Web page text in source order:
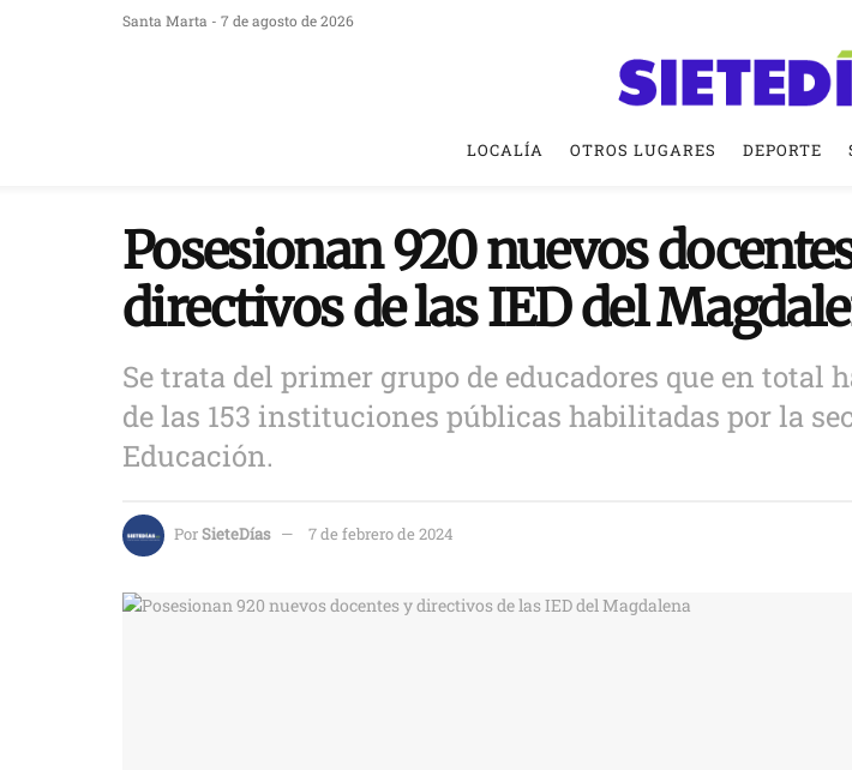
Santa Marta - 7 de agosto de 2026
LOCALÍA OTROS LUGARES DEPORTE
Posesionan 920 nuevos
directivos de las IED del
Se trata del primer grupo de educadores que en total
de las 153 instituciones públicas habilitadas por la
Educación.
PorSieteDías 7 de febrero de 2024